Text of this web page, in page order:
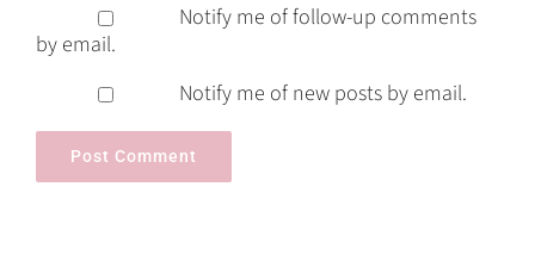
Notify me of follow-up comments
by email.
Notify me of new posts by email.